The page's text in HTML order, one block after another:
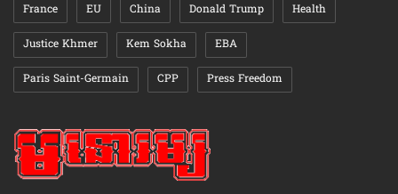
France EU China Donald Trump Health
Justice Khmer Kem Sokha EBA
Paris Saint-Germain CPP Press Freedom